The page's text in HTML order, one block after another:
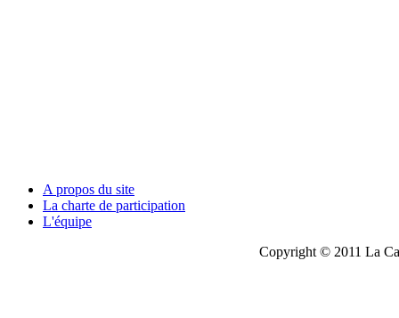
A propos du site
La charte de participation
L'équipe
Copyright © 2011 La